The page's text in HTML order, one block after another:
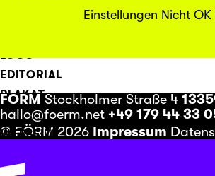
Einstellungen Nicht OK
ALLE PROJEKTE
LOGO
EDITORIAL
PLAKAT
ILLUSTRATION
WEBSEITE
FÖRM Stockholmer Straße 4
hallo@foerm.net +49 179 44 33
© FÖRM 2026 Impressum